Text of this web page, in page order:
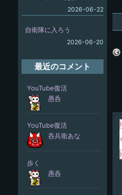
2026-06-22
自衛隊に入ろう
2026-06-20
最近のコメント